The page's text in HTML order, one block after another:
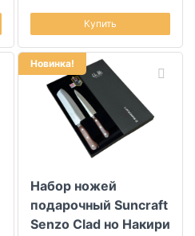
Купить
Новинка!
Набор ножей
подарочный Suncraft
Senzo Clad но Накири